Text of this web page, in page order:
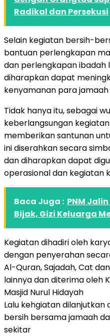
Radikal dan Persekusi
Selain kegiatan bersih-
bantuan perlengkapan
dan perlengkapan ibadah
diharapkan dapat
kenyamanan para
Tidak hanya itu, sebagai
keberlangsungan kegiatan
memberikan santunan
ini diserahkan secara
dan diharapkan dapat
operasional dan kegiatan
Baca Juga : PNM
Bijak, Gizi Keluarga
Kegiatan dihadiri oleh
dengan penyerahan
Al-Quran, Sajadah, Cat
lainnya dan diterima oleh
Masjid Nurul Hidayah
Lalu kehgiatan
bersih bersama jamaah
sekitar